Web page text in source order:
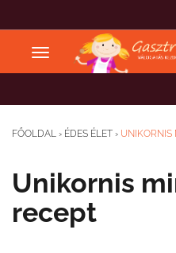
FŐOLDAL › ÉDES ÉLET › UNIKORNIS
Unikornis
recept